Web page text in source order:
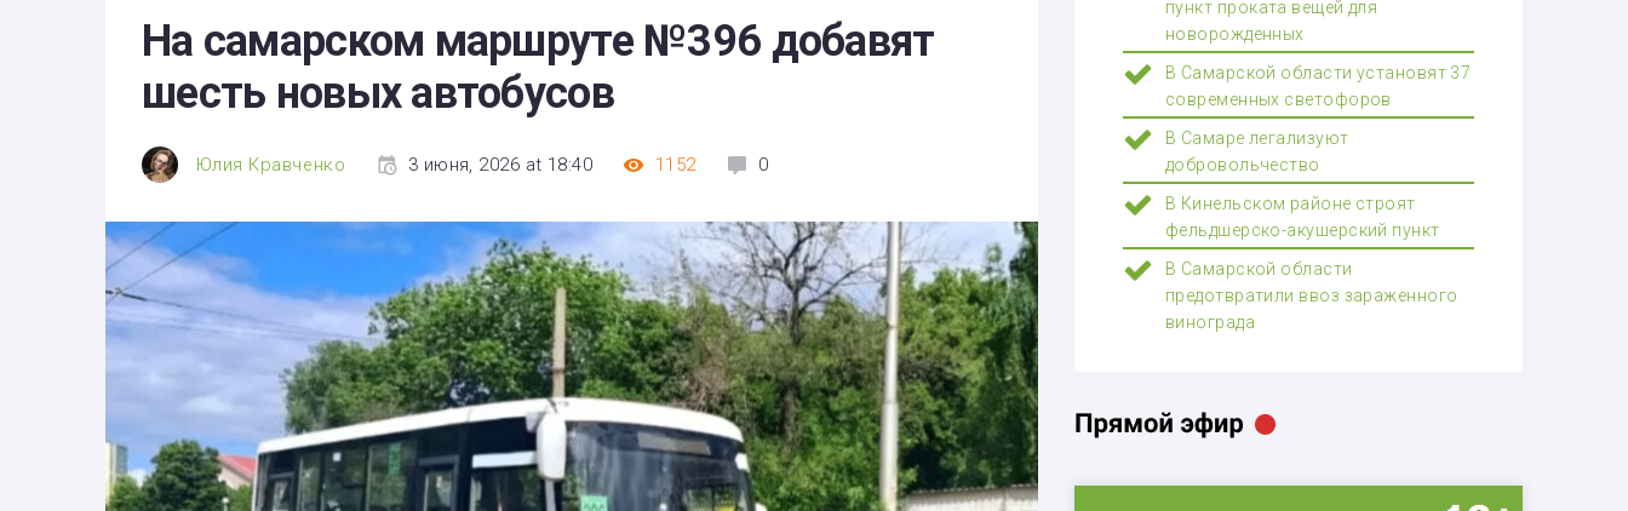
Экономика
Технологии
Политика
На самарском маршруте №396 добавят
шесть новых автобусов
Юлия Кравченко 3 июня, 2026 at 18:40 1152 0
пункт проката вещей для
новорожденных
В Самарской области установят 37
современных светофоров
В Самаре легализуют
добровольчество
В Кинельском районе строят
фельдшерско-акушерский пункт
В Самарской области
предотвратили ввоз зараженного
винограда